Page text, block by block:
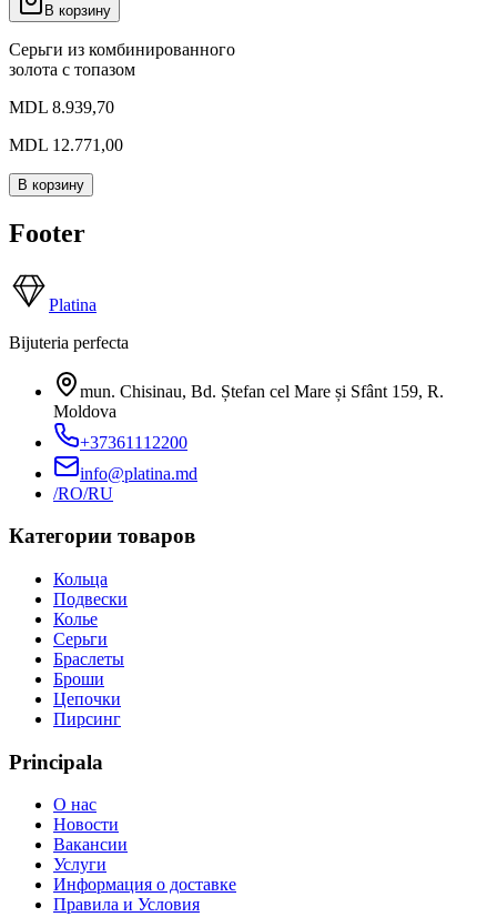
В корзину
Серьги из комбинированного
золота с топазом
MDL 8.939,70
MDL 12.771,00
В корзину
Footer
Platina
Bijuteria perfecta
mun. Chisinau, Bd. Ștefan cel Mare și Sfânt 159, R.
Moldova
+37361112200
info@platina.md
/RO/RU
Категории товаров
Кольца
Подвески
Колье
Серьги
Браслеты
Броши
Цепочки
Пирсинг
Principala
О нас
Новости
Вакансии
Услуги
Информация о доставке
Правила и Условия